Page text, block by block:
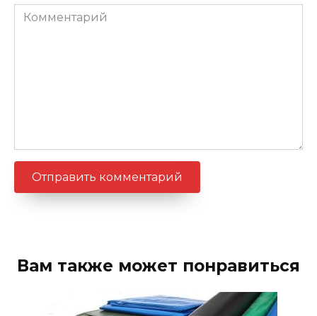
Комментарий
Вам также может понравиться